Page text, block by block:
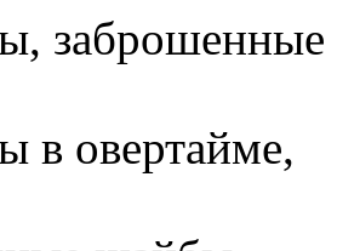
заброшенные
в овертайме,